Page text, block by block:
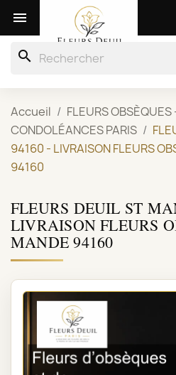

search
Accueil
FLEURS OBSÈQUES
CONDOLÉANCES PARIS
94160 - LIVRAISON FLEURS
94160
FLEURS DEUIL ST
LIVRAISON FLEURS
MANDE 94160